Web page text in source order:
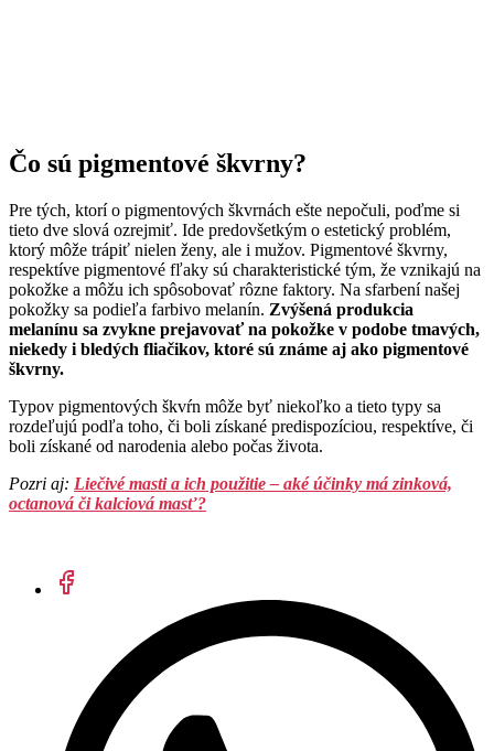
Čo sú pigmentové škvrny?
Pre tých, ktorí o pigmentových škvrnách ešte nepočuli, poďme si
tieto dve slová ozrejmiť. Ide predovšetkým o estetický problém,
ktorý môže trápiť nielen ženy, ale i mužov. Pigmentové škvrny,
respektíve pigmentové fľaky sú charakteristické tým, že vznikajú na
pokožke a môžu ich spôsobovať rôzne faktory. Na sfarbení našej
pokožky sa podieľa farbivo melanín. Zvýšená produkcia
melanínu sa zvykne prejavovať na pokožke v podobe tmavých,
niekedy i bledých fliačikov, ktoré sú známe aj ako pigmentové
škvrny.
Typov pigmentových škvŕn môže byť niekoľko a tieto typy sa
rozdeľujú podľa toho, či boli získané predispozíciou, respektíve, či
boli získané od narodenia alebo počas života.
Pozri aj: Liečivé masti a ich použitie – aké účinky má zinková,
octanová či kalciová masť?